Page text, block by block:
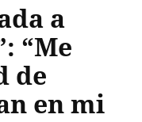
a
“Me
de
en mi